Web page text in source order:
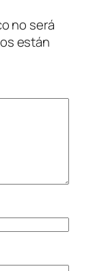
no será
están